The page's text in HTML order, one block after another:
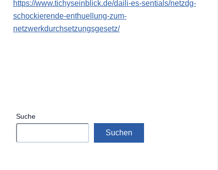
https://www.tichyseinblick.de/daili-es-sentials/netzdg-
schockierende-enthuellung-zum-
netzwerkdurchsetzungsgesetz/
Suche
Suchen